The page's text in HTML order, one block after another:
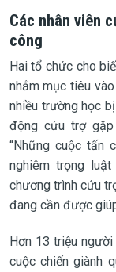
Các nhân viên
công
Hai tổ chức cho
nhắm mục tiêu
nhiều trường học
động cứu trợ gặp
“Những cuộc tấn
nghiêm trọng
chương trình cứu
đang cần được
Hơn 13 triệu
cuộc chiến giành